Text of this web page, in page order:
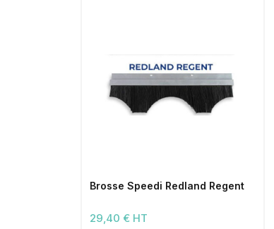
Brosse Speedi Redland Regent
29,40 € HT